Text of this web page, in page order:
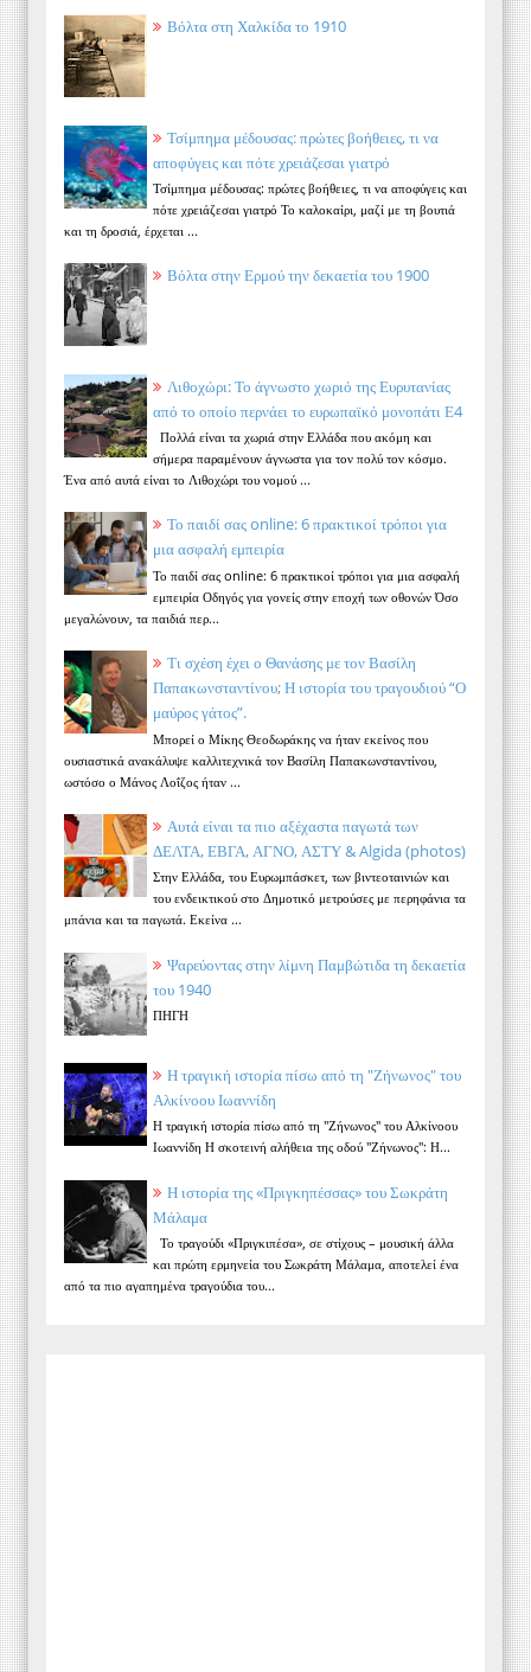
Βόλτα στη Χαλκίδα το 1910
Τσίμπημα μέδουσας: πρώτες βοήθειες, τι να
αποφύγεις και πότε χρειάζεσαι γιατρό
Τσίμπημα μέδουσας: πρώτες βοήθειες, τι να αποφύγεις και
πότε χρειάζεσαι γιατρό Το καλοκαίρι, μαζί με τη βουτιά
και τη δροσιά, έρχεται ...
Βόλτα στην Ερμού την δεκαετία του 1900
Λιθοχώρι: Το άγνωστο χωριό της Ευρυτανίας
από το οποίο περνάει το ευρωπαϊκό μονοπάτι Ε4
Πολλά είναι τα χωριά στην Ελλάδα που ακόμη και
σήμερα παραμένουν άγνωστα για τον πολύ τον κόσμο.
Ένα από αυτά είναι το Λιθοχώρι του νομού ...
Το παιδί σας online: 6 πρακτικοί τρόποι για
μια ασφαλή εμπειρία
Το παιδί σας online: 6 πρακτικοί τρόποι για μια ασφαλή
εμπειρία Οδηγός για γονείς στην εποχή των οθονών Όσο
μεγαλώνουν, τα παιδιά περ...
Τι σχέση έχει ο Θανάσης με τον Βασίλη
Παπακωνσταντίνου; Η ιστορία του τραγουδιού “Ο
μαύρος γάτος”.
Μπορεί ο Μίκης Θεοδωράκης να ήταν εκείνος που
ουσιαστικά ανακάλυψε καλλιτεχνικά τον Βασίλη Παπακωνσταντίνου,
ωστόσο ο Μάνος Λοΐζος ήταν ...
Αυτά είναι τα πιο αξέχαστα παγωτά των
ΔΕΛΤΑ, ΕΒΓΑ, ΑΓΝΟ, ΑΣΤΥ & Algida (photos)
Στην Ελλάδα, του Ευρωμπάσκετ, των βιντεοταινιών και
του ενδεικτικού στο Δημοτικό μετρούσες με περηφάνια τα
μπάνια και τα παγωτά. Εκείνα ...
Ψαρεύοντας στην λίμνη Παμβώτιδα τη δεκαετία
του 1940
ΠΗΓΗ
Η τραγική ιστορία πίσω από τη "Ζήνωνος" του
Αλκίνοου Ιωαννίδη
Η τραγική ιστορία πίσω από τη "Ζήνωνος" του Αλκίνοου
Ιωαννίδη Η σκοτεινή αλήθεια της οδού "Ζήνωνος": Η...
Η ιστορία της «Πριγκηπέσσας» του Σωκράτη
Μάλαμα
Το τραγούδι «Πριγκιπέσα», σε στίχους – μουσική άλλα
και πρώτη ερμηνεία του Σωκράτη Μάλαμα, αποτελεί ένα
από τα πιο αγαπημένα τραγούδια του...